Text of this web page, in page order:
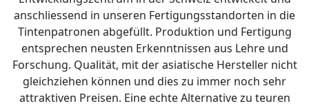
anschliessend in unseren Fertigungsstandorten in die
Tintenpatronen abgefüllt. Produktion und Fertigung
entsprechen neusten Erkenntnissen aus Lehre und
Forschung. Qualität, mit der asiatische Hersteller nicht
gleichziehen können und dies zu immer noch sehr
attraktiven Preisen. Eine echte Alternative zu teuren